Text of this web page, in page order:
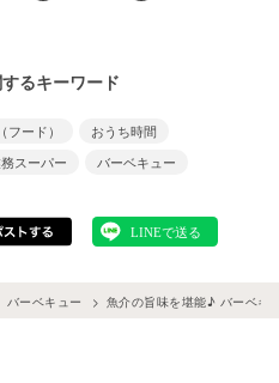
るキーワード
ード）
おうち時間
スーパー バーベキュー
バーベキュー 魚介の旨味を堪能♪ バーベキ